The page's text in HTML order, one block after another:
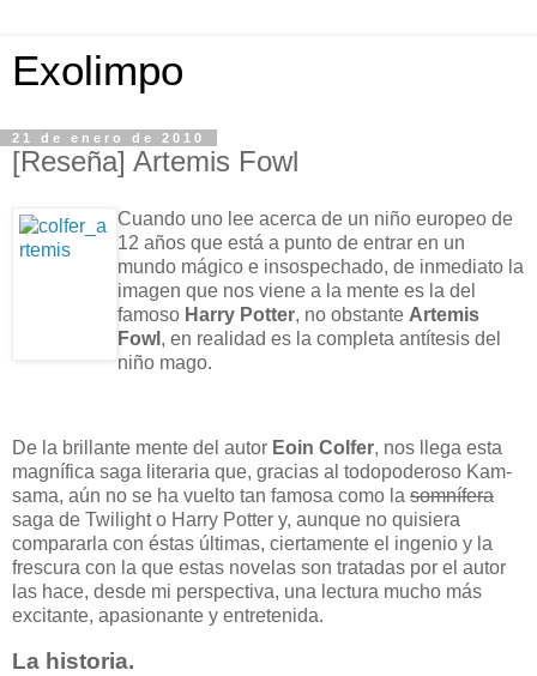
Exolimpo
21 de enero de 2010
[Reseña] Artemis Fowl
Cuando uno lee acerca de un niño europeo de
12 años que está a punto de entrar en un
mundo mágico e insospechado, de inmediato la
imagen que nos viene a la mente es la del
famoso Harry Potter, no obstante Artemis
Fowl , en realidad es la completa antítesis del
niño mago.
De la brillante mente del autor Eoin Colfer, nos llega esta
magnífica saga literaria que, gracias al todopoderoso Kam-
sama, aún no se ha vuelto tan famosa como la somnífera
saga de Twilight o Harry Potter y, aunque no quisiera
compararla con éstas últimas, ciertamente el ingenio y la
frescura con la que estas novelas son tratadas por el autor
las hace, desde mi perspectiva, una lectura mucho más
excitante, apasionante y entretenida.
La historia.